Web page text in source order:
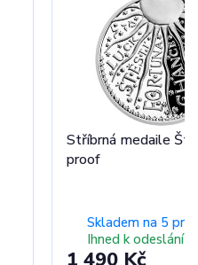
Stříbrná medaile
proof
Skladem na 5
Ihned k odeslání
1 490 Kč